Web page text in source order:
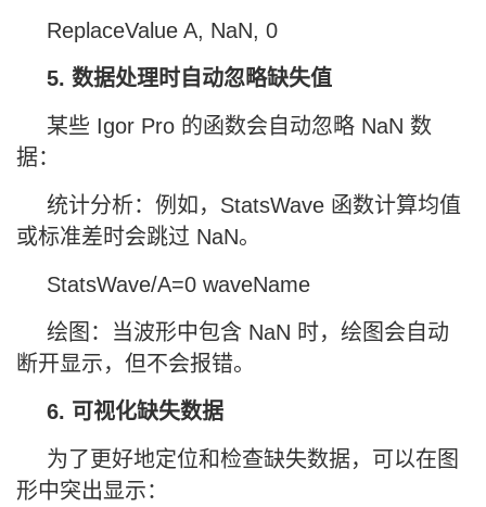
ReplaceValue A, NaN, 0
5. 数据处理时自动忽略缺失值
某些 Igor Pro 的函数会自动忽略 NaN 数
据：
统计分析：例如，StatsWave 函数计算均值
或标准差时会跳过 NaN。
StatsWave/A=0 waveName
绘图：当波形中包含 NaN 时，绘图会自动
断开显示，但不会报错。
6. 可视化缺失数据
为了更好地定位和检查缺失数据，可以在图
形中突出显示：